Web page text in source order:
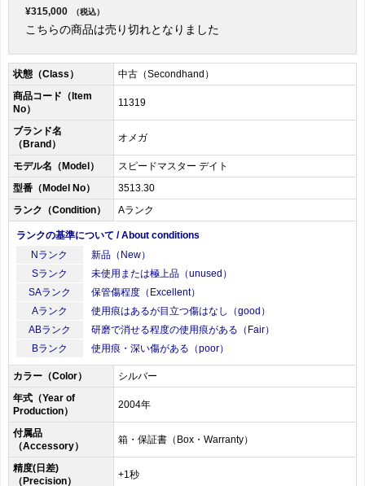
¥315,000 （税込）
こちらの商品は売り切れとなりました
状態（Class）
中古（Secondhand）
商品コード（Item
No）
11319
ブランド名
（Brand）
オメガ
モデル名（Model）
スピードマスター デイト
型番（Model No）
3513.30
ランク（Condition）
Aランク
ランクの基準について / About conditions
Nランク
新品（New）
Sランク
未使用または極上品（unused）
SAランク
保管傷程度（Excellent）
Aランク
使用痕はあるが目立つ傷はなし（good）
ABランク
研磨で消せる程度の使用痕がある（Fair）
Bランク
使用痕・深い傷がある（poor）
カラー（Color）
シルバー
年式（Year of
Production）
2004年
付属品
（Accessory）
箱・保証書（Box・Warranty）
精度(日差)
（Precision）
+1秒